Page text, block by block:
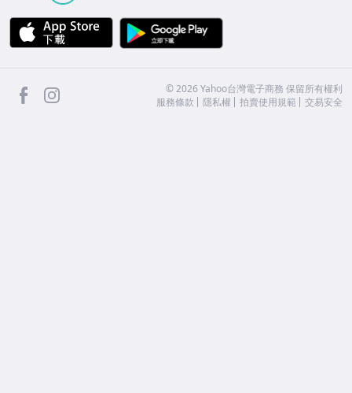
APP Store
facebook ©2026 Yahoo台灣電子商務 保留所有權利
服務條款
隱私權 拍賣使用規範 交易安全